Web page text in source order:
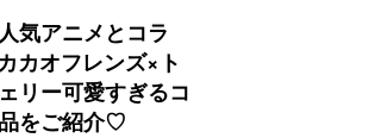
気アニメとコラ
カオフレンズ×ト
リー可愛すぎるコ
をご紹介♡